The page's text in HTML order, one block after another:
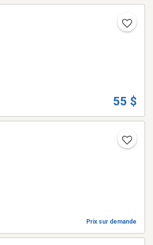
55 $
Prix sur demande